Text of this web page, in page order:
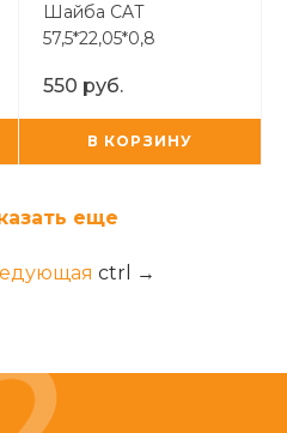
Шайба CAT
57,5*22,05*0,8
550 руб.
В КОРЗИНУ
еще
ctrl
→